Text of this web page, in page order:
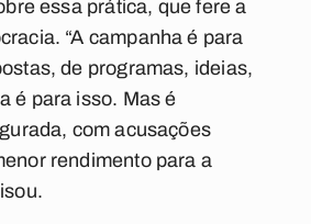
essa prática, que fere a
“A campanha é para
de programas, ideias,
é para isso. Mas é
com acusações
rendimento para a